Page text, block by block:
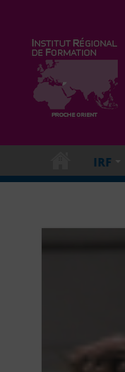
IRF